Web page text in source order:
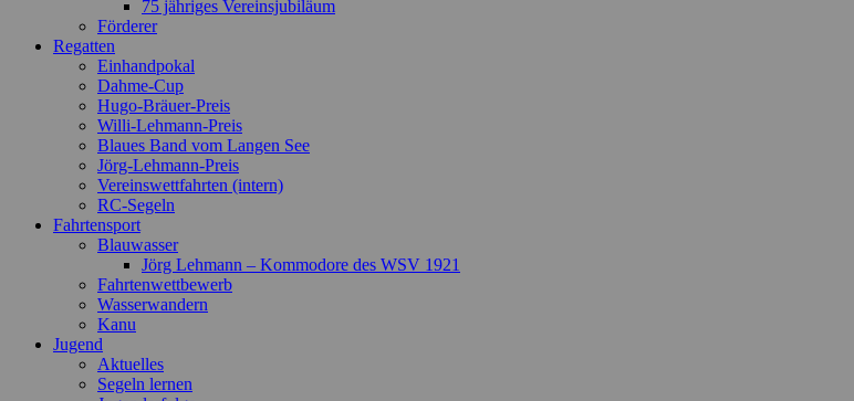
75 jähriges Vereinsjubiläum
Förderer
Regatten
Einhandpokal
Dahme-Cup
Hugo-Bräuer-Preis
Willi-Lehmann-Preis
Blaues Band vom Langen See
Jörg-Lehmann-Preis
Vereinswettfahrten (intern)
RC-Segeln
Fahrtensport
Blauwasser
Jörg Lehmann – Kommodore des WSV 1921
Fahrtenwettbewerb
Wasserwandern
Kanu
Jugend
Aktuelles
Segeln lernen